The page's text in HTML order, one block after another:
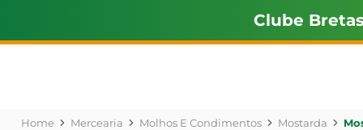
Clube Bretas
Mercearia Molhos E Condimentos Mostarda